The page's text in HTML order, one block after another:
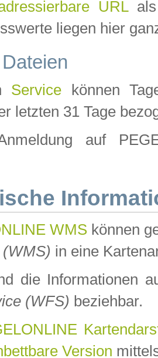
URLals
liegen hier
Service können
letzten 31 Tage
auf
WMS können
in eine
die Informationen
(WFS) beziehbar.
Version